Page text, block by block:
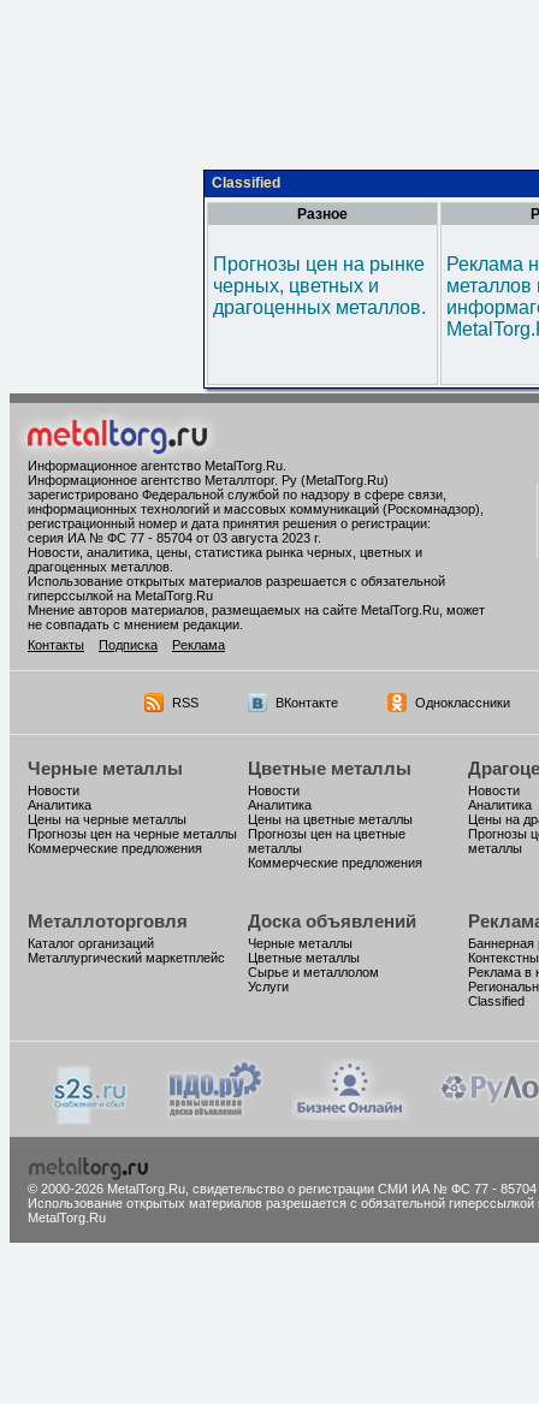
Classified
Разное
Прогнозы цен на рынке
черных, цветных и
драгоценных металлов.
Реклама
металлов
Информационное агентство MetalTorg.Ru
Информационное агентство Металлторг. Ру (MetalTorg.Ru)
зарегистрировано Федеральной службой по надзору в сфере связи,
информационных технологий и массовых коммуникаций (Роскомнадзор),
регистрационный номер и дата принятия решения о регистрации:
серия ИА № ФС 77 - 85704 от 03 августа 2023 г.
Новости, аналитика, цены, статистика рынка черных, цветных и
драгоценных металлов.
Использование открытых материалов разрешается с обязательной
гиперссылкой на MetalTorg.Ru
Мнение авторов материалов, размещаемых на сайте MetalTorg.Ru, может
не совпадать с мнением редакции.
Контакты
Подписка Реклама
RSS ВКонтакте Одноклассники
Черные металлы
Новости
Аналитика
Цены на черные металлы
Прогнозы цен на черные металлы
Коммерческие предложения
Цветные металлы
Новости
Аналитика
Цены на цветные металлы
Прогнозы цен на цветные
металлы
Коммерческие предложения
Новости
Аналитика
Цены на
Прогнозы
металлы
Металлоторговля
Каталог организаций
Металлургический маркетплейс
Доска объявлений
Черные металлы
Цветные металлы
Сырье и металлолом
Услуги
Баннерная
Реклама в
Classified
© 2000-2026 MetalTorg.Ru, cвидетельство о регистрации СМИ ИА № ФС 77 - 85704
Использование открытых материалов разрешается с обязательной гиперссылкой
MetalTorg.Ru